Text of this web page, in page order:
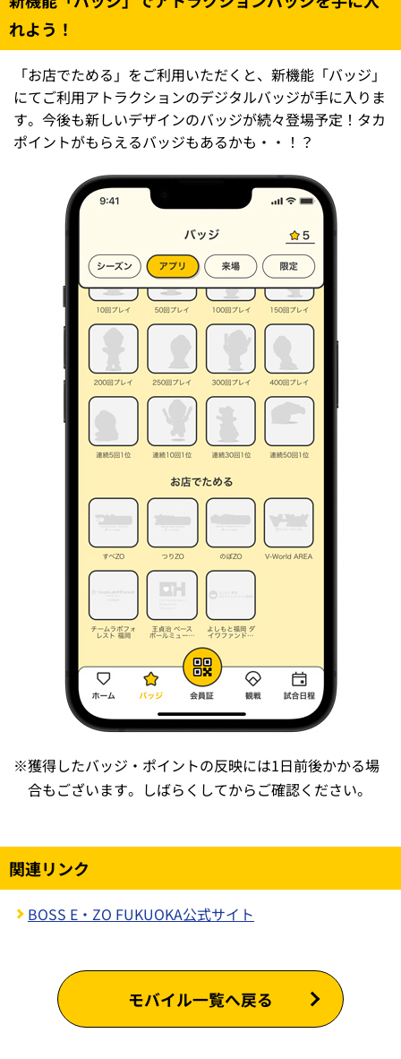
れよう！
「お店でためる」をご利用いただくと、新機能「バッジ」
にてご利用アトラクションのデジタルバッジが手に入りま
す。今後も新しいデザインのバッジが続々登場予定！タカ
ポイントがもらえるバッジもあるかも・・！？
※獲得したバッジ・ポイントの反映には1日前後かかる場
合もございます。しばらくしてからご確認ください。
関連リンク
BOSS E・ZO FUKUOKA公式サイト
モバイル一覧へ戻る